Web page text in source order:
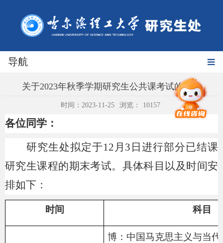
导航
关于2023年秋季学期研究生公共课考试的通知
时间：2023-11-25 浏览： 10157
各位同学：
研究生处拟定于12月3日进行部分已结课
研究生课程的期末考试。具体科目以及时间安
排如下：
时间 科目
博：中国马克思主义与当代